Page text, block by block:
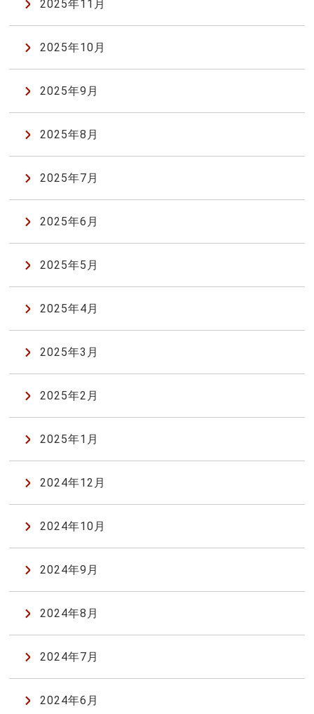
2025年11月
2025年10月
2025年9月
2025年8月
2025年7月
2025年6月
2025年5月
2025年4月
2025年3月
2025年2月
2025年1月
2024年12月
2024年10月
2024年9月
2024年8月
2024年7月
2024年6月